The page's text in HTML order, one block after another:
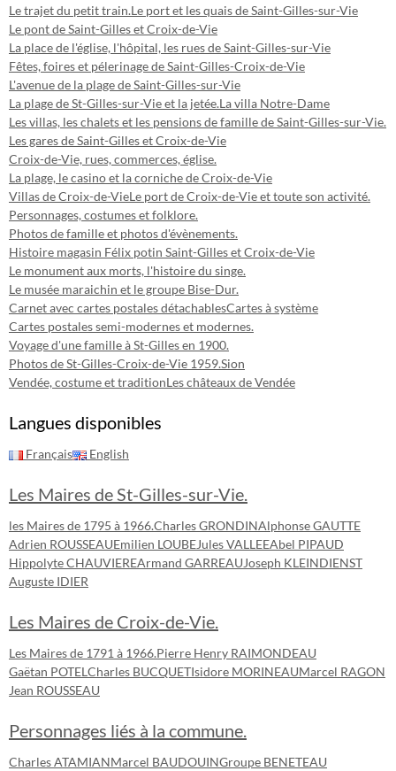
Le trajet du petit train.Le port et les quais de Saint-Gilles-sur-Vie
Le pont de Saint-Gilles et Croix-de-Vie
La place de l'église, l'hôpital, les rues de Saint-Gilles-sur-Vie
Fêtes, foires et pélerinage de Saint-Gilles-Croix-de-Vie
L'avenue de la plage de Saint-Gilles-sur-Vie
La plage de St-Gilles-sur-Vie et la jetée.La villa Notre-Dame
Les villas, les chalets et les pensions de famille de Saint-Gilles-sur-Vie.
Les gares de Saint-Gilles et Croix-de-Vie
Croix-de-Vie, rues, commerces, église.
La plage, le casino et la corniche de Croix-de-Vie
Villas de Croix-de-VieLe port de Croix-de-Vie et toute son activité.
Personnages, costumes et folklore.
Photos de famille et photos d'évènements.
Histoire magasin Félix potin Saint-Gilles et Croix-de-Vie
Le monument aux morts, l'histoire du singe.
Le musée maraichin et le groupe Bise-Dur.
Carnet avec cartes postales détachablesCartes à système
Cartes postales semi-modernes et modernes.
Voyage d'une famille à St-Gilles en 1900.
Photos de St-Gilles-Croix-de-Vie 1959.Sion
Vendée, costume et traditionLes châteaux de Vendée
Langues disponibles
Français English
Les Maires de St-Gilles-sur-Vie.
les Maires de 1795 à 1966.Charles GRONDINAlphonse GAUTTE
Adrien ROUSSEAUEmilien LOUBEJules VALLEEAbel PIPAUD
Hippolyte CHAUVIEREArmand GARREAUJoseph KLEINDIENST
Auguste IDIER
Les Maires de Croix-de-Vie.
Les Maires de 1791 à 1966.Pierre Henry RAIMONDEAU
Gaëtan POTEL Charles BUCQUETIsidore MORINEAUMarcel RAGON
Jean ROUSSEAU
Personnages liés à la commune.
Charles ATAMIANMarcel BAUDOUINGroupe BENETEAU